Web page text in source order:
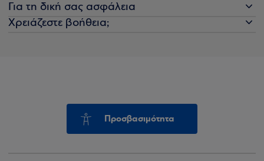
Για τη δική σας ασφάλεια
Χρειάζεστε βοήθεια;
Προσβασιμότητα